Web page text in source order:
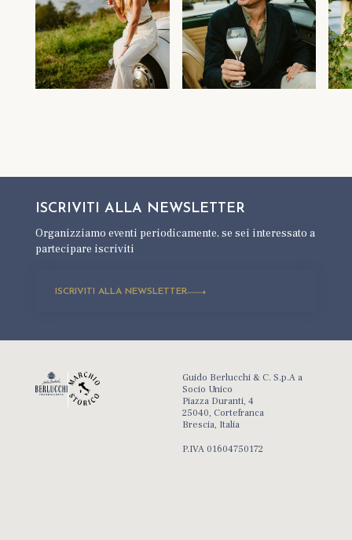
ISCRIVITI ALLA NEWSLETTER
Organizziamo eventi periodicamente,se sei interessato a
partecipare iscriviti
ISCRIVITI ALLA NEWSLETTER
Guido Berlucchi & C. S.p.A a
Socio Unico
Piazza Duranti, 4
25040, Cortefranca
Brescia, Italia
P.IVA 01604750172